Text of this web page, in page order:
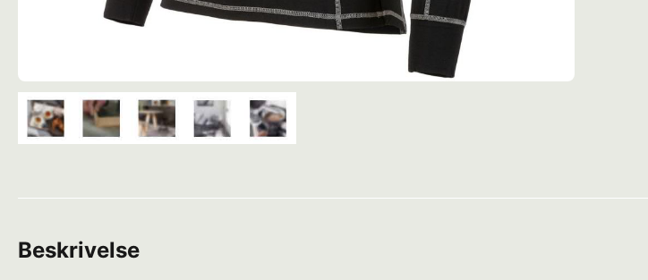
Beskrivelse